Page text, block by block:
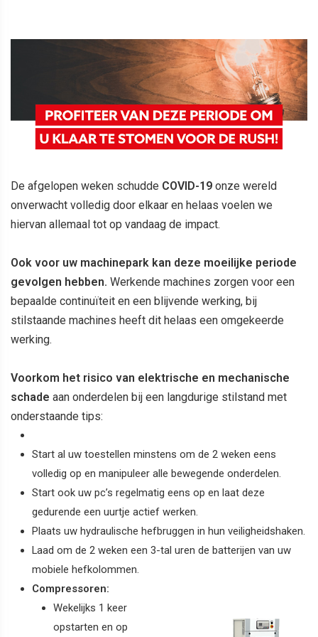
De afgelopen weken schudde COVID-19 onze wereld
onverwacht volledig door elkaar en helaas voelen we
hiervan allemaal tot op vandaag de impact.
Ook voor uw machinepark kan deze moeilijke periode
gevolgen hebben. Werkende machines zorgen voor een
bepaalde continuïteit en een blijvende werking, bij
stilstaande machines heeft dit helaas een omgekeerde
werking.
Voorkom het risico van elektrische en mechanische
schade aan onderdelen bij een langdurige stilstand met
onderstaande tips:
Start al uw toestellen minstens om de 2 weken eens
volledig op en manipuleer alle bewegende onderdelen.
Start ook uw pc’s regelmatig eens op en laat deze
gedurende een uurtje actief werken.
Plaats uw hydraulische hefbruggen in hun veiligheidshaken.
Laad om de 2 weken een 3-tal uren de batterijen van uw
mobiele hefkolommen.
Compressoren:
Wekelijks 1 keer
opstarten en op